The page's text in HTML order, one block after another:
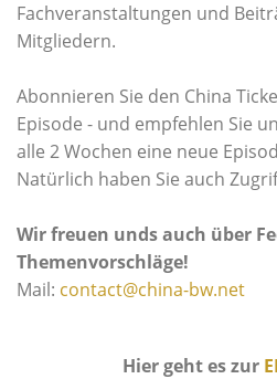
Fachveranstaltungen und
Mitgliedern.
Abonnieren Sie den China
Episode - und empfehlen Sie
alle 2 Wochen eine neue
Natürlich haben Sie auch
Wir freuen unds auch über
Themenvorschläge!
Mail: contact@china-bw.net
Hier geht es zur